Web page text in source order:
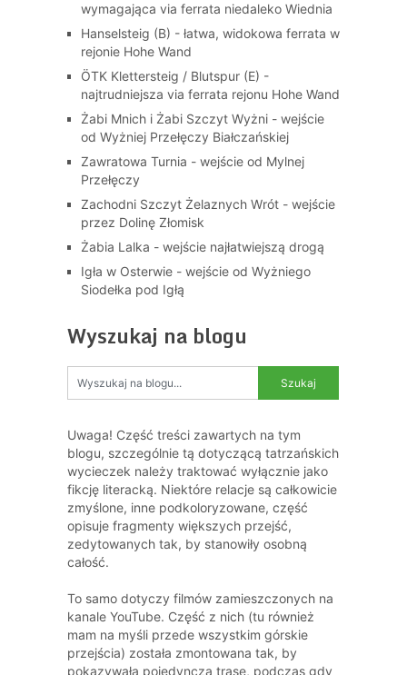
wymagająca via ferrata niedaleko Wiednia
Hanselsteig (B) - łatwa, widokowa ferrata w
rejonie Hohe Wand
ÖTK Klettersteig / Blutspur (E) -
najtrudniejsza via ferrata rejonu Hohe Wand
Żabi Mnich i Żabi Szczyt Wyżni - wejście
od Wyżniej Przełęczy Białczańskiej
Zawratowa Turnia - wejście od Mylnej
Przełęczy
Zachodni Szczyt Żelaznych Wrót - wejście
przez Dolinę Złomisk
Żabia Lalka - wejście najłatwiejszą drogą
Igła w Osterwie - wejście od Wyżniego
Siodełka pod Igłą
Wyszukaj na blogu
Uwaga! Część treści zawartych na tym
blogu, szczególnie tą dotyczącą tatrzańskich
wycieczek należy traktować wyłącznie jako
fikcję literacką. Niektóre relacje są całkowicie
zmyślone, inne podkoloryzowane, część
opisuje fragmenty większych przejść,
zedytowanych tak, by stanowiły osobną
całość.
To samo dotyczy filmów zamieszczonych na
kanale YouTube. Część z nich (tu również
mam na myśli przede wszystkim górskie
przejścia) została zmontowana tak, by
pokazywała pojedynczą trasę, podczas gdy